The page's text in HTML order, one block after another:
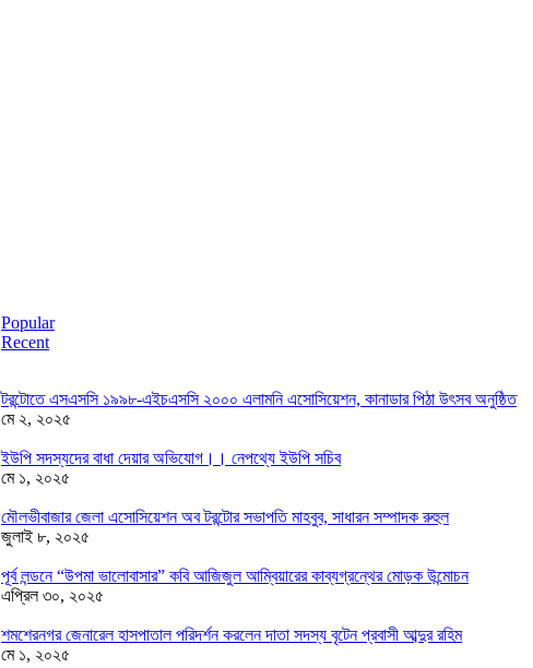
Popular
Recent
টরন্টোতে এসএসসি ১৯৯৮-এইচএসসি ২০০০ এলামনি এসোসিয়েশন, কানাডার পিঠা উৎসব অনুষ্ঠিত
মে ২, ২০২৫
ইউপি সদস্যদের বাধা দেয়ার অভিযোগ।। নেপথ্যে ইউপি সচিব
মে ১, ২০২৫
মৌলভীবাজার জেলা এসোসিয়েশন অব টরন্টোর সভাপতি মাহবুব, সাধারন সম্পাদক রুহুল
জুলাই ৮, ২০২৫
পূর্ব লন্ডনে “উপমা ভালোবাসার” কবি আজিজুল আম্বিয়ারের কাব্যগ্রন্থের মোড়ক উন্মোচন
এপ্রিল ৩০, ২০২৫
শমশেরনগর জেনারেল হাসপাতাল পরিদর্শন করলেন দাতা সদস্য বৃটেন প্রবাসী আব্দুর রহিম
মে ১, ২০২৫